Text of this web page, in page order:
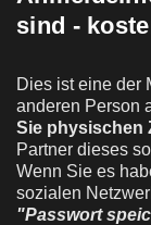
sind -
Dies ist eine der
anderen Person
Sie physischen
Partner dieses
Wenn Sie es
sozialen
"Passwort